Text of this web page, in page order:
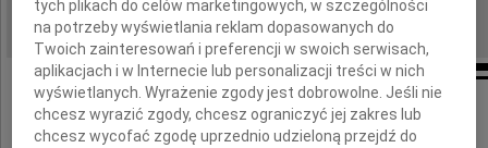
DATA EMISJI: 15.03.2011
Głęboko zasmuceni żegnamy
tych plikach do celów marketingowych, w szczególności
na potrzeby wyświetlania reklam dopasowanych do
Twoich zainteresowań i preferencji w swoich serwisach,
aplikacjach i w Internecie lub personalizacji treści w nich
wyświetlanych. Wyrażenie zgody jest dobrowolne. Jeśli nie
chcesz wyrazić zgody, chcesz ograniczyć jej zakres lub
chcesz wycofać zgodę uprzednio udzieloną przejdź do